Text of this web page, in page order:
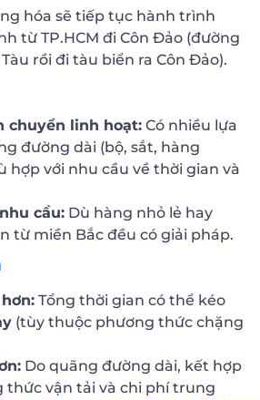
hóa sẽ tiếp tục hành trình
từ TP.HCM đi Côn Đảo (đường
rồi đi tàu biển ra Côn Đảo).
chuyển linh hoạt: Có nhiều lựa
đường dài (bộ, sắt, hàng
hợp với nhu cầu về thời gian và
cầu: Dù hàng nhỏ lẻ hay
từ miền Bắc đều có giải pháp.
Tổng thời gian có thể kéo
(tùy thuộc phương thức chặng
Do quãng đường dài, kết hợp
thức vận tải và chi phí trung